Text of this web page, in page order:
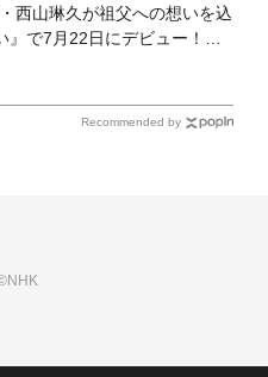
西山琳久が祖父への想いを込
』で7月22日にデビュー！
Recommended by